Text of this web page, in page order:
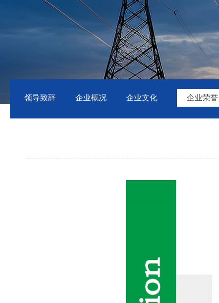
领导致辞 企业概况 企业文化 企业荣誉